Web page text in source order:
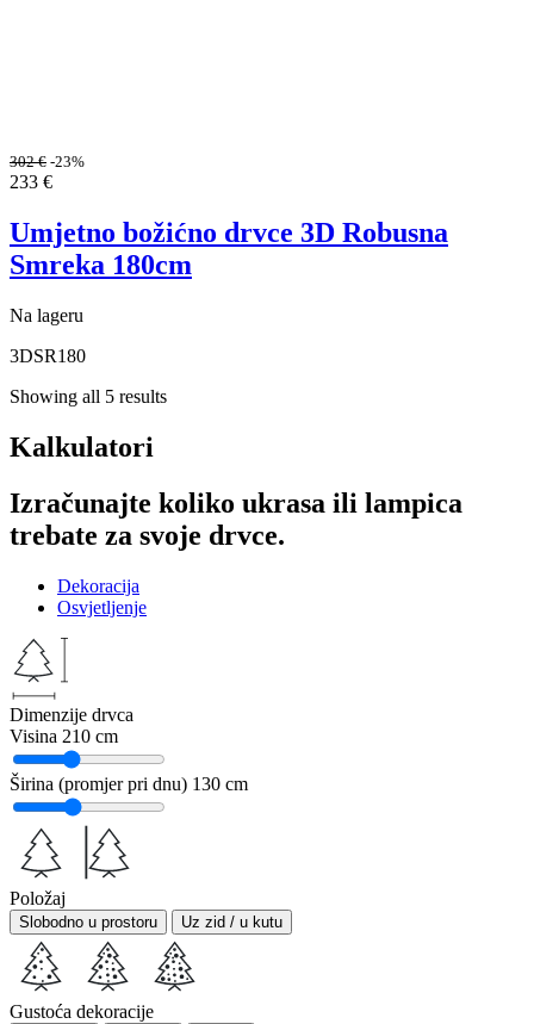
302€ -23%
233 €
Umjetno božićno drvce 3D Robusna
Smreka 180cm
Na lageru
3DSR180
Showing all 5 results
Kalkulatori
Izračunajte koliko ukrasa ili lampica
trebate za svoje drvce.
Dekoracija
Osvjetljenje
Dimenzije drvca
Visina 210 cm
Širina (promjer pri dnu) 130 cm
Položaj
Slobodno u prostoru Uz zid / u kutu
Gustoća dekoracije